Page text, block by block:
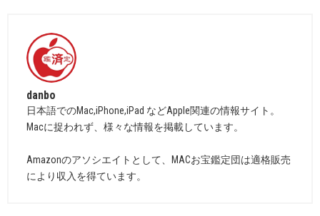
danbo
日本語でのMac,iPhone,iPad などApple関連の情報サイト。
Macに捉われず、様々な情報を掲載しています。
Amazonのアソシエイトとして、MACお宝鑑定団は適格販売
により収入を得ています。